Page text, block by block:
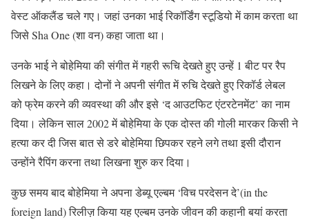
वेस्ट ऑकलैंड चले गए। जहां उनका भाई रिकॉर्डिंग स्टूडियो में काम करता था
जिसे Sha One (शा वन) कहा जाता था।
उनके भाई ने बोहेमिया की संगीत में गहरी रूचि देखते हुए उन्हें 1 बीट पर रैप
लिखने के लिए कहा। दोनों ने अपनी संगीत में रुचि देखते हुए रिकॉर्ड लेबल
को फ्रेम करने की व्यवस्था की और इसे ‘द आउटफिट एंटरटेनमेंट’ का नाम
दिया। लेकिन साल 2002 में बोहेमिया के एक दोस्त की गोली मारकर किसी ने
हत्या कर दी जिस बात से डरे बोहेमिया छिपकर रहने लगे तथा इसी दौरान
उन्होंने रैपिंग करना तथा लिखना शुरु कर दिया।
कुछ समय बाद बोहेमिया ने अपना डेब्यू एल्बम ‘विच परदेसन दे’(in the
foreign land) रिलीज़ किया यह एल्बम उनके जीवन की कहानी बयां करता